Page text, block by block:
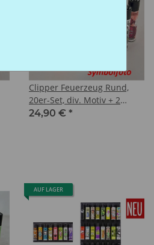
Clipper Feuerzeug Rund,
20er-Set, div. Motiv + 2
Micro-Clipper
24,90 € *
AUF LAGER